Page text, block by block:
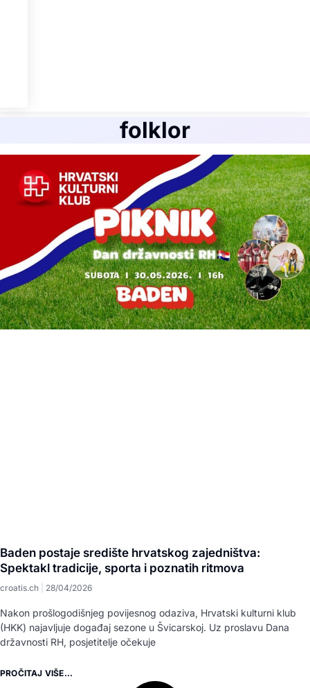
folklor
Baden postaje središte hrvatskog zajedništva:
Spektakl tradicije, sporta i poznatih ritmova
croatis.ch 28/04/2026
Nakon prošlogodišnjeg povijesnog odaziva, Hrvatski kulturni klub
(HKK) najavljuje događaj sezone u Švicarskoj. Uz proslavu Dana
državnosti RH, posjetitelje očekuje
PROČITAJ VIŠE...